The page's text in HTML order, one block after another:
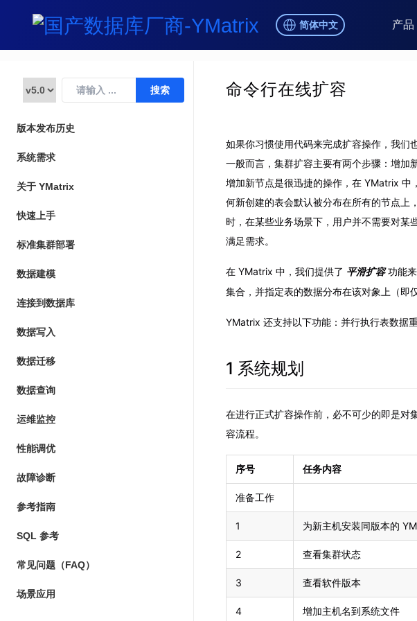
简体中文 产品
版本发布历史
系统需求
关于 YMatrix
快速上手
标准集群部署
数据建模
连接到数据库
数据写入
数据迁移
数据查询
运维监控
性能调优
故障诊断
参考指南
SQL 参考
常见问题（FAQ）
场景应用
命令行在线扩容
如果你习惯使用代码来完成扩容操作，我们
一般而言，集群扩容主要有两个步骤：增加
增加新节点是很迅捷的操作，在 YMatrix 中，
何新创建的表会默认被分布在所有的节点上
时，在某些业务场景下，用户并不需要对某
满足需求。
在 YMatrix 中，我们提供了 平滑扩容功能来
集合，并指定表的数据分布在该对象上（即
YMatrix 还支持以下功能：并行执行表数据
1 系统规划
在进行正式扩容操作前，必不可少的即是对
容流程。
序号 任务内容
准备工作
1 为新主机安装同版本的
2 查看集群状态
3 查看软件版本
4 增加主机名到系统文件